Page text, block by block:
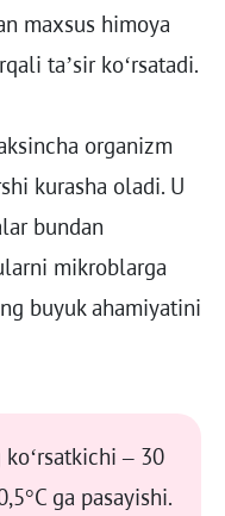
maxsus himoya
ta’sir ko‘rsatadi.
organizm
kurasha oladi. U
bundan
mikroblarga
buyuk ahamiyatini
– 30
ga pasayishi.